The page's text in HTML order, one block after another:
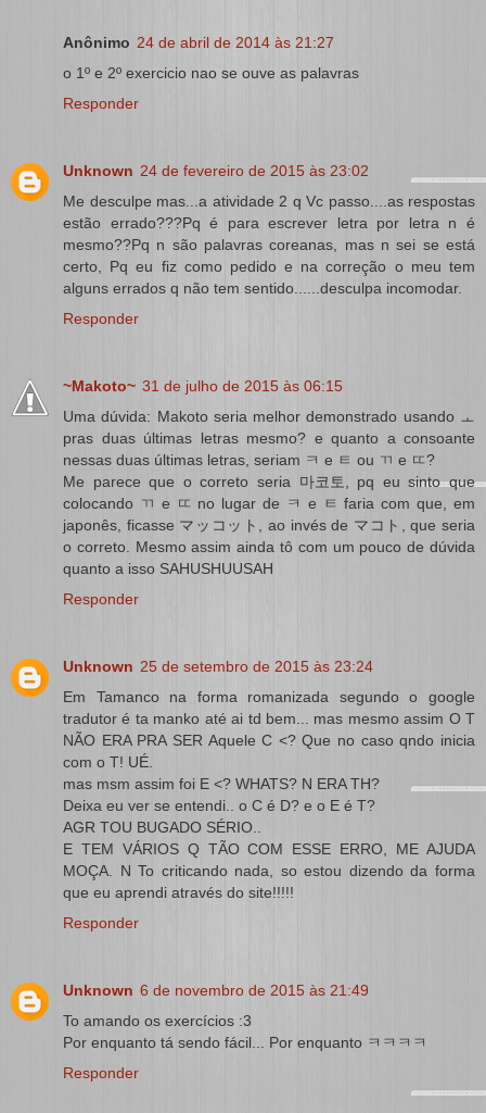
Anônimo 24 de abril de 2014 às 21:27
o 1º e 2º exercicio nao se ouve as palavras
Responder
Unknown 24 de fevereiro de 2015 às 23:02
Me desculpe mas...a atividade 2 q Vc passo....as respostas
estão errado???Pq é para escrever letra por letra n é
mesmo??Pq n são palavras coreanas, mas n sei se está
certo, Pq eu fiz como pedido e na correção o meu tem
alguns errados q não tem sentido......desculpa incomodar.
Responder
~Makoto~ 31 de julho de 2015 às 06:15
Uma dúvida: Makoto seria melhor demonstrado usando ㅗ
pras duas últimas letras mesmo? e quanto a consoante
nessas duas últimas letras, seriam ㅋ e ㅌ ou ㄲ e ㄸ?
Me parece que o correto seria 마코토, pq eu sinto que
colocando ㄲ e ㄸ no lugar de ㅋ e ㅌ faria com que, em
japonês, ficasse マッコット, ao invés de マコト, que seria
o correto. Mesmo assim ainda tô com um pouco de dúvida
quanto a isso SAHUSHUUSAH
Responder
Unknown 25 de setembro de 2015 às 23:24
Em Tamanco na forma romanizada segundo o google
tradutor é ta manko até ai td bem... mas mesmo assim O T
NÃO ERA PRA SER Aquele C <? Que no caso qndo inicia
com o T! UÉ.
mas msm assim foi E <? WHATS? N ERA TH?
Deixa eu ver se entendi.. o C é D? e o E é T?
AGR TOU BUGADO SÉRIO..
E TEM VÁRIOS Q TÃO COM ESSE ERRO, ME AJUDA
MOÇA. N To criticando nada, so estou dizendo da forma
que eu aprendi através do site!!!!!
Responder
Unknown 6 de novembro de 2015 às 21:49
To amando os exercícios :3
Por enquanto tá sendo fácil... Por enquanto ㅋㅋㅋㅋ
Responder